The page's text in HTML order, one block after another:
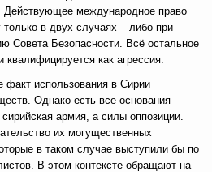
Действующее международное право
только в двух случаях – либо при
Совета Безопасности. Всё остальное
как агрессия.
факт использования в Сирии
Однако есть все основания
армия, а силы оппозиции.
их могущественных
в таком случае выступили бы по
В этом контексте обращают на